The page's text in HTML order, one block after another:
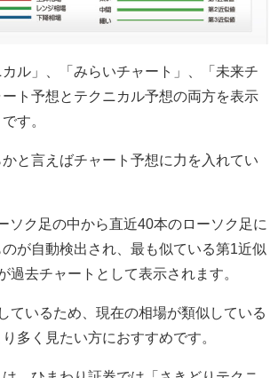
カル」、「みらいチャート」、「未来チ
ト予想とテクニカル予想の両方を表示
す。
と言えばチャート予想に力を入れてい
ソク足の中から直近40本のローソク足に
が自動検出され、最も似ている第1近似
過去チャートとして表示されます。
ているため、現在の相場が類似している
多く見たい方におすすめです。